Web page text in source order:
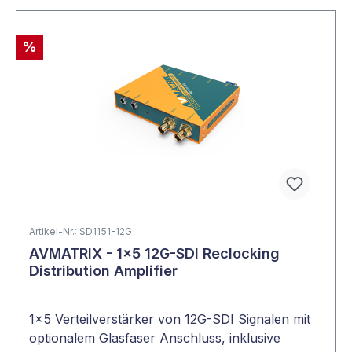
DisplayPort
Multiple Signalverteilung mit
%
Artikel-Nr.: SD1151-12G
AVMATRIX - 1×5 12G-SDI Reclocking
Distribution Amplifier
1x5 Verteilverstärker von 12G-SDI Signalen mit
optionalem Glasfaser Anschluss, inklusive